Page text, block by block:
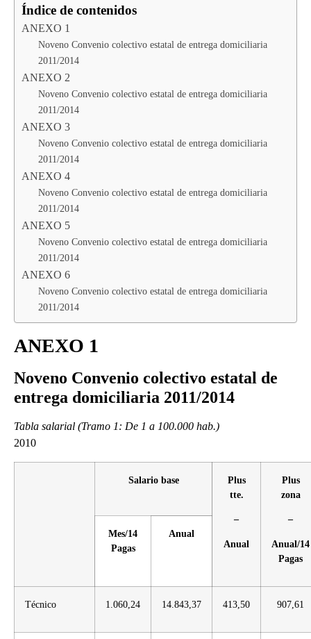
Índice de contenidos
ANEXO 1
Noveno Convenio colectivo estatal de entrega domiciliaria
2011/2014
ANEXO 2
Noveno Convenio colectivo estatal de entrega domiciliaria
2011/2014
ANEXO 3
Noveno Convenio colectivo estatal de entrega domiciliaria
2011/2014
ANEXO 4
Noveno Convenio colectivo estatal de entrega domiciliaria
2011/2014
ANEXO 5
Noveno Convenio colectivo estatal de entrega domiciliaria
2011/2014
ANEXO 6
Noveno Convenio colectivo estatal de entrega domiciliaria
2011/2014
ANEXO 1
Noveno Convenio colectivo estatal de
entrega domiciliaria 2011/2014
Tabla salarial (Tramo 1: De 1 a 100.000 hab.)
2010
Salario base
Plus
tte.
–
Anual
Plus
zona
–
Anual/14
Pagas
Mes/14
Pagas
Anual
Técnico 1.060,24 14.843,37 413,50 907,61